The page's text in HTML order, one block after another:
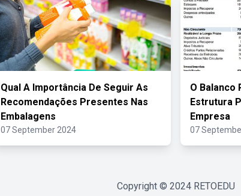
Qual A Importância De Seguir As
Recomendações Presentes Nas
Embalagens
07 September 2024
O Balanco
Estrutura
Empresa
07
Copyright © 2024 RETOEDU